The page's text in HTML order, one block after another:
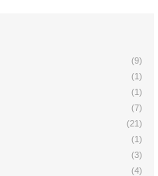
(9)
(1)
(1)
(7)
(21)
(1)
(3)
(4)